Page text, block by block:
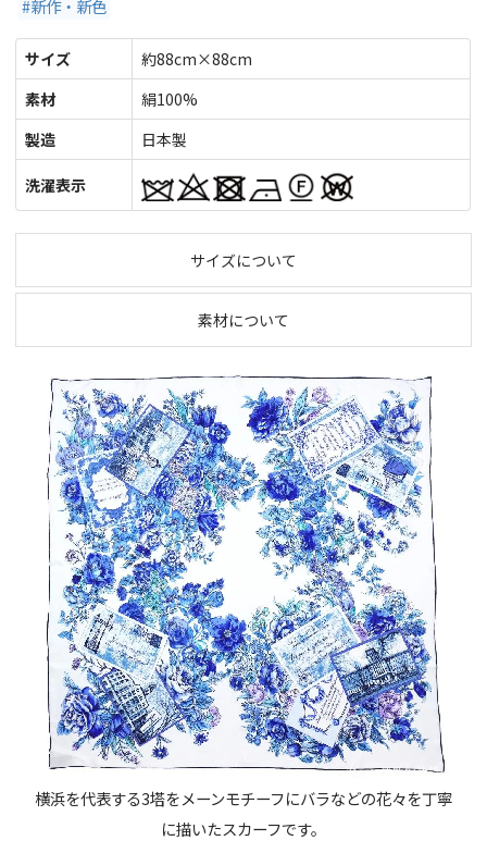
#新作・新色
サイズ
約88cm×88cm
素材
絹100%
製造
日本製
洗濯表示
サイズについて
素材について
横浜を代表する3塔をメーンモチーフにバラなどの花々を丁寧
に描いたスカーフです。